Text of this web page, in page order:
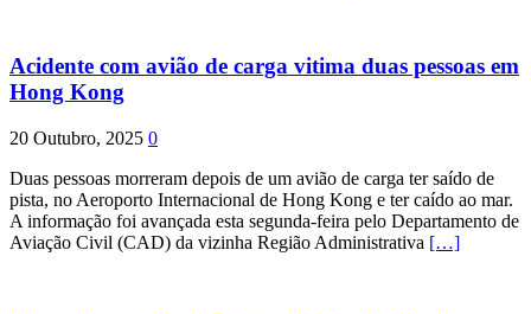
Acidente com avião de carga vitima duas pessoas em
Hong Kong
20 Outubro, 2025 0
Duas pessoas morreram depois de um avião de carga ter saído de
pista, no Aeroporto Internacional de Hong Kong e ter caído ao mar.
A informação foi avançada esta segunda-feira pelo Departamento de
Aviação Civil (CAD) da vizinha Região Administrativa […]